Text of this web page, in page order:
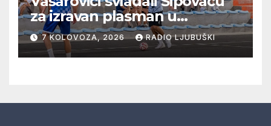
za izravan plasman u
četvrtfinale, Grab izborio
prolazak dalje, Klobuk ispao,
večeras počinje četvrtfinale
7 KOLOVOZA, 2026 RADIO LJUBUŠKI